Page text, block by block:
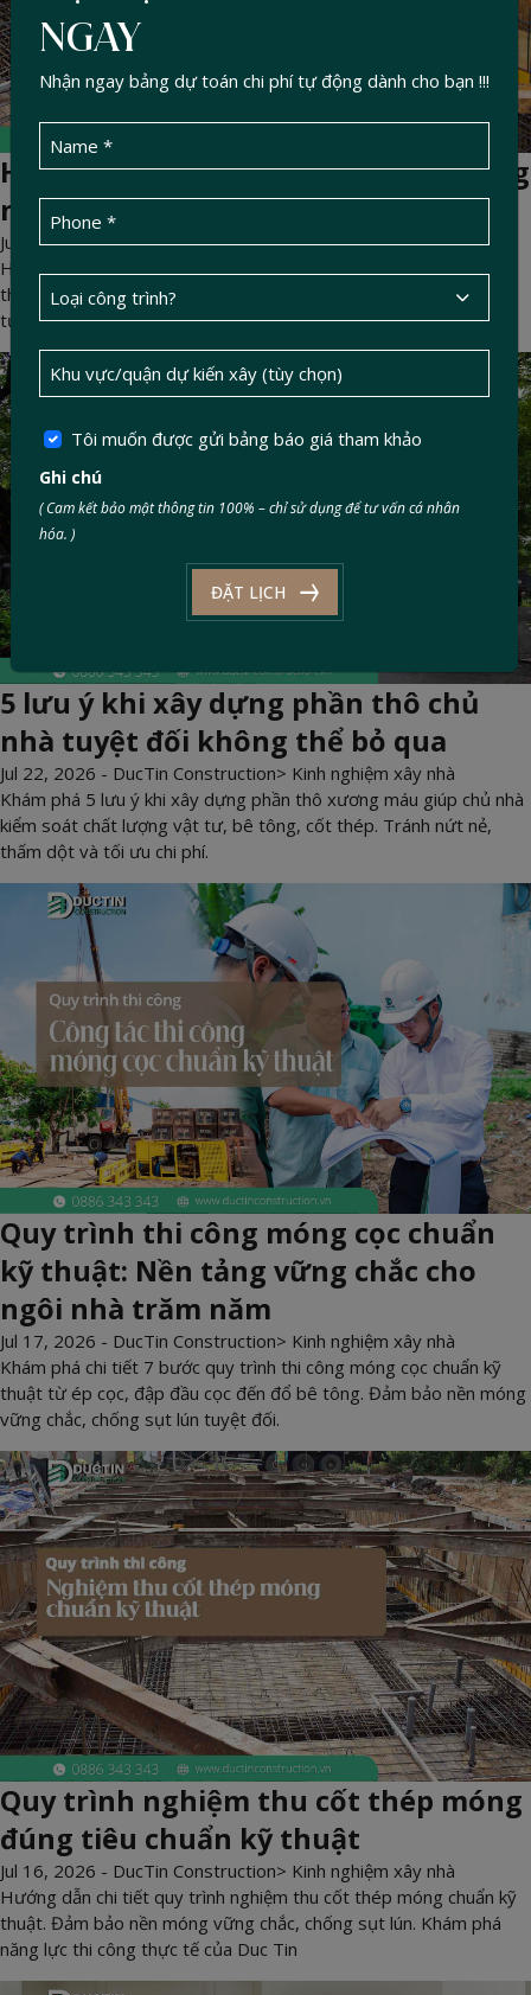
Hướng dẫn thi công đổ bê tông móng
nhà chuẩn kỹ thuật
Jul 22, 2026 -DucTin Construction>Kinh nghiệm xây nhà
Hướng dẫn thi công đổ bê tông móng nhà dân dụng chuẩn kỹ
thuật. Bí quyết đầm dùi, chống rỗ tổ ong và bảo dưỡng bê tông
từ chuyên gia Duc Tin Construction
5 lưu ý khi xây dựng phần thô chủ
nhà tuyệt đối không thể bỏ qua
Jul 22, 2026 - DucTin Construction> Kinh nghiệm xây nhà
Khám phá 5 lưu ý khi xây dựng phần thô xương máu giúp chủ nhà
kiểm soát chất lượng vật tư, bê tông, cốt thép. Tránh nứt nẻ,
thấm dột và tối ưu chi phí.
Quy trình thi công móng cọc chuẩn
kỹ thuật: Nền tảng vững chắc cho
ngôi nhà trăm năm
Jul 17, 2026 - DucTin Construction> Kinh nghiệm xây nhà
Khám phá chi tiết 7 bước quy trình thi công móng cọc chuẩn kỹ
thuật từ ép cọc, đập đầu cọc đến đổ bê tông. Đảm bảo nền móng
vững chắc, chống sụt lún tuyệt đối.
Quy trình nghiệm thu cốt thép móng
đúng tiêu chuẩn kỹ thuật
Jul 16, 2026 - DucTin Construction> Kinh nghiệm xây nhà
Hướng dẫn chi tiết quy trình nghiệm thu cốt thép móng chuẩn kỹ
thuật. Đảm bảo nền móng vững chắc, chống sụt lún. Khám phá
năng lực thi công thực tế của Duc Tin
NGAY
Nhận ngay bảng dự toán chi phí tự động dành cho bạn !!!
Tôi muốn được gửi bảng báo giá tham khảo
Ghi chú
( Cam kết bảo mật thông tin 100% – chỉ sử dụng để tư vấn cá nhân
hóa. )
ĐẶT LỊCH